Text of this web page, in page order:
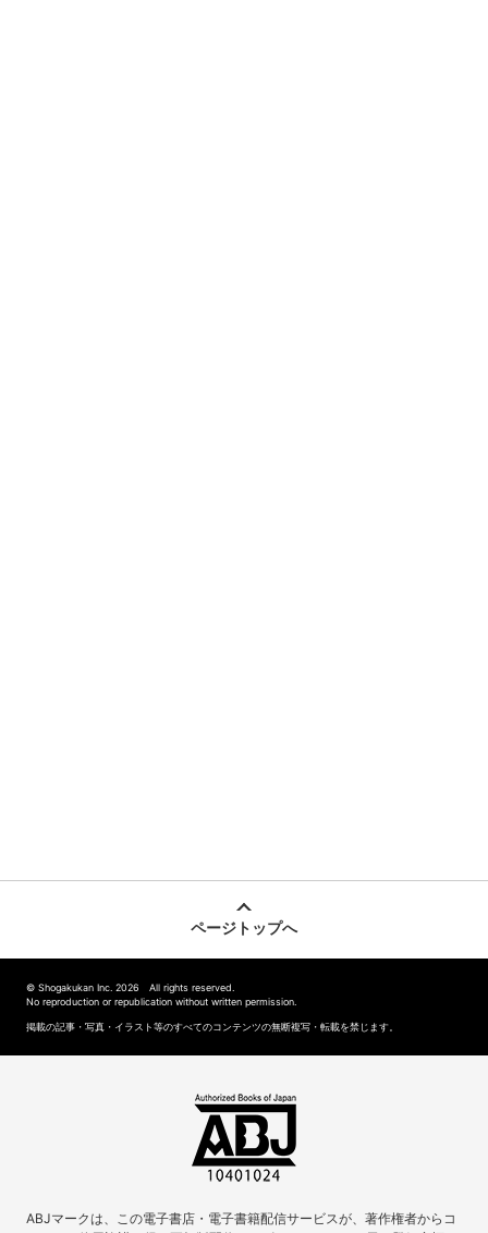
ページトップへ
© Shogakukan Inc. 2026 All rights reserved.
No reproduction or republication without written permission.
掲載の記事・写真・イラスト等のすべてのコンテンツの無断複写・転載を禁じます。
ABJマークは、この電子書店・電子書籍配信サービスが、著作権者からコ